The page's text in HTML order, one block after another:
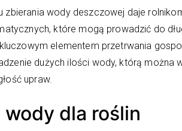
zbierania wody deszczowej daje
które mogą prowadzić do
elementem przetrwania
dużych ilości wody, którą można
upraw.
dla roślin